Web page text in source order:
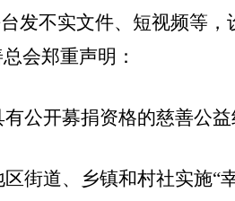
发不实文件、短视频等
会郑重声明：
公开募捐资格的慈善公益
街道、乡镇和村社实施“